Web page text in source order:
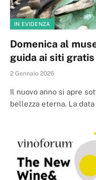
IN EVIDENZA
Domenica al
guida ai siti
2 Gennaio 2026
Il nuovo anno si apre
bellezza eterna. La